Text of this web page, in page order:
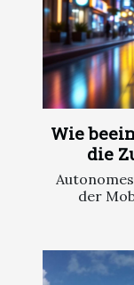
Wie
die
der